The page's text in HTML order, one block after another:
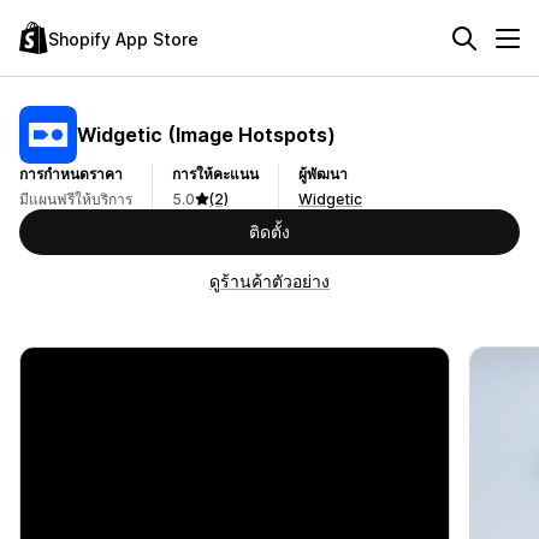
Shopify App Store
Widgetic (Image Hotspots)
การกำหนดราคา
มีแผนฟรีให้บริการ
การให้คะแนน
5.0
(2)
ผู้พัฒนา
Widgetic
ติดตั้ง
ดูร้านค้าตัวอย่าง